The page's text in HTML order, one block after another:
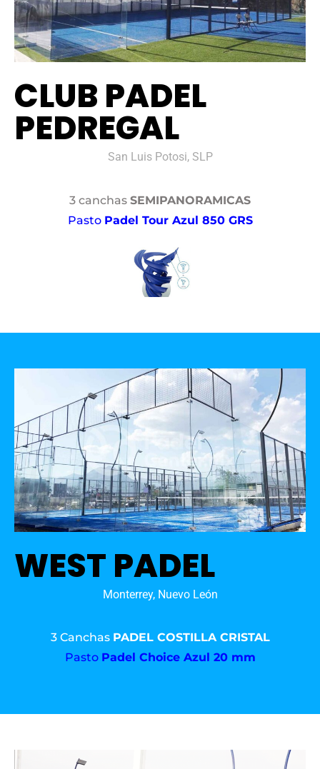
CLUB PADEL
PEDREGAL
San Luis Potosi, SLP
3 canchas SEMIPANORAMICAS
Pasto Padel Tour Azul 850 GRS
WEST PADEL
Monterrey, Nuevo León
3 Canchas PADEL COSTILLA CRISTAL
Pasto Padel Choice Azul 20 mm